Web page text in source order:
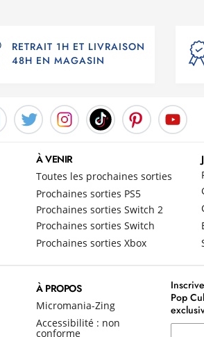
RETRAIT 1H ET LIVRAISON
48H EN MAGASIN
À VENIR
Toutes les prochaines sorties
Prochaines sorties PS5
Prochaines sorties Switch 2
Prochaines sorties Switch
Prochaines sorties Xbox
À PROPOS
Micromania-Zing
Accessibilité : non
conforme
Pop